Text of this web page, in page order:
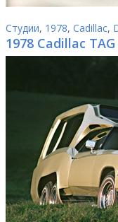
Студии, 1978, Cadillac,
1978 Cadillac